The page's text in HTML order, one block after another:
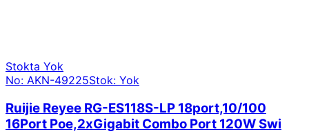
Stokta Yok
No: AKN-49225Stok: Yok
Ruijie Reyee RG-ES118S-LP 18port,10/100
16Port Poe,2xGigabit Combo Port 120W Swi